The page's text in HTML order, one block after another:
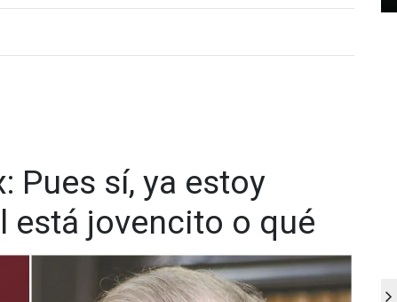
Pues sí, ya estoy
está jovencito o qué